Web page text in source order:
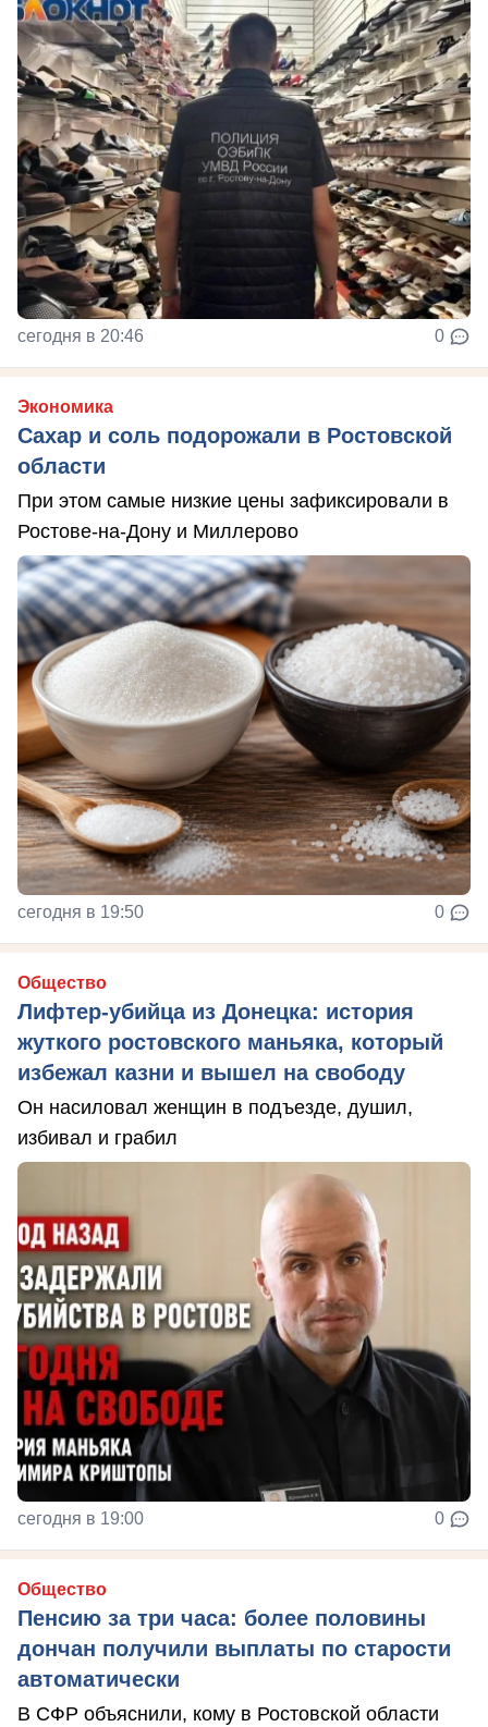
сегодня в 20:46 0
Экономика
Сахар и соль подорожали в Ростовской
области
При этом самые низкие цены зафиксировали в
Ростове-на-Дону и Миллерово
сегодня в 19:50 0
Общество
Лифтер-убийца из Донецка: история
жуткого ростовского маньяка, который
избежал казни и вышел на свободу
Он насиловал женщин в подъезде, душил,
избивал и грабил
сегодня в 19:00 0
Общество
Пенсию за три часа: более половины
дончан получили выплаты по старости
автоматически
В СФР объяснили, кому в Ростовской области